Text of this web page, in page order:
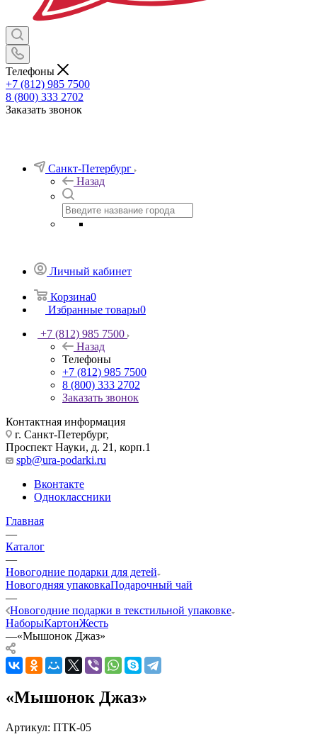
Телефоны
+7 (812) 985 7500
8 (800) 333 2702
Заказать звонок
Санкт-Петербург
Назад
Личный кабинет
Корзина0
Избранные товары0
+7 (812) 985 7500
Назад
Телефоны
+7 (812) 985 7500
8 (800) 333 2702
Заказать звонок
Контактная информация
г. Санкт-Петербург,
Проспект Науки, д. 21, корп.1
spb@ura-podarki.ru
Вконтакте
Одноклассники
Главная
—
Каталог
—
Новогодние подарки для детей
Новогодняя упаковкаПодарочный чай
—
Новогодние подарки в текстильной упаковке
НаборыКартонЖесть
—«Мышонок Джаз»
«Мышонок Джаз»
Артикул: ПТК-05